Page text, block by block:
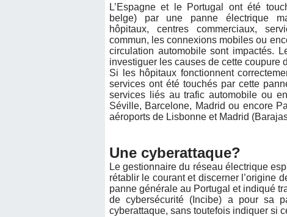
L’Espagne et le Portugal ont été
belge) par une panne électrique
hôpitaux, centres commerciaux,
commun, les connexions mobiles ou
circulation automobile sont impactés.
investiguer les causes de cette coupure
Si les hôpitaux fonctionnent
services ont été touchés par cette
services liés au trafic automobile ou
Séville, Barcelone, Madrid ou encore
aéroports de Lisbonne et Madrid
Une cyberattaque?
Le gestionnaire du réseau électrique
rétablir le courant et discerner l’origine
panne générale au Portugal et indiqué
de cybersécurité (Incibe) a pour sa
cyberattaque, sans toutefois indiquer si